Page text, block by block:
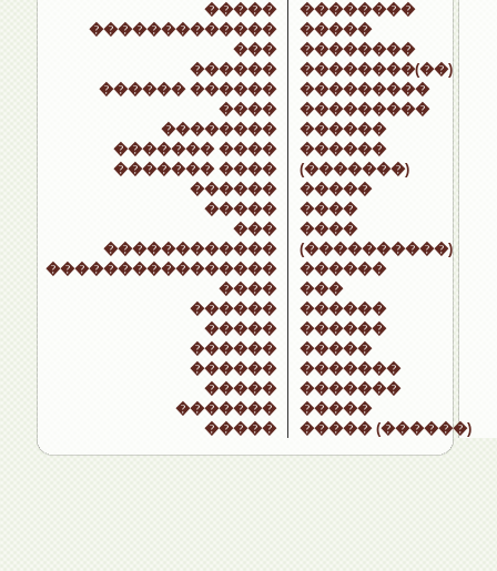
�����
�������������
���
������
������ ������
����
��������
������� ����
������� ����
������
�����
���
������������
����������������
����
������
�����
������
������
�����
�������
�����
��������
�����
��������
��������(��)
���������
���������
������
������
(�������)
�����
����
����
(����������)
������
���
������
������
�����
�������
�������
�����
����� (������)